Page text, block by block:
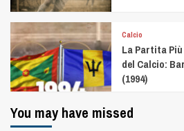
Calcio
La Partita
del Calcio:
(1994)
You may have missed